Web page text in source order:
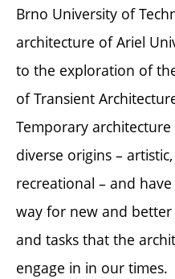
Brno University of
architecture of Ariel
to the exploration of
of Transient
Temporary
diverse origins –
recreational – and
way for new and
and tasks that the
engage in in our times.